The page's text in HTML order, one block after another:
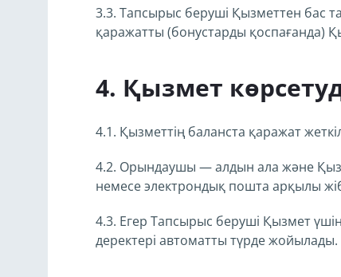
3.3. Тапсырыс беруші Қызметтен бас
қаражатты (бонустарды қоспағанда)
Қызмет
4.1. Қызметтің баланста қаражат
4.2. Орындаушы — алдын ала және
немесе электрондық пошта арқылы
4.3. Егер Тапсырыс беруші Қызмет
деректері автоматты түрде жойылады.